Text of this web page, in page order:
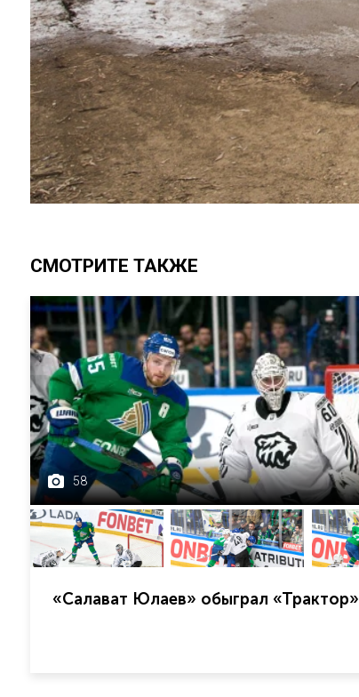
СМОТРИТЕ ТАКЖЕ
58
«Салават Юлаев» обыграл «Трактор»